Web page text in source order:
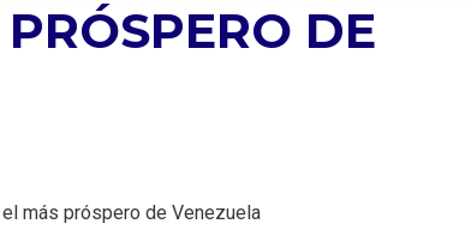
DE
más próspero de Venezuela